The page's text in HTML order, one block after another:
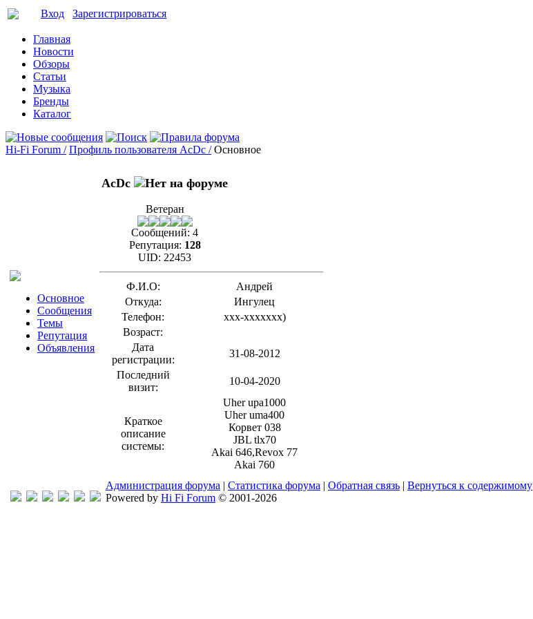
Вход Зарегистрироваться
Главная
Новости
Обзоры
Статьи
Музыка
Бренды
Каталог
Hi-Fi Forum / Профиль пользователя AcDc / Основное
Основное
Сообщения
Темы
Репутация
Объявления
AcDc
Ветеран
Сообщений: 4
Репутация: 128
UID: 22453
Ф.И.О:
Андрей
Откуда:
Ингулец
Телефон:
xxx-xxxxxxx)
Возраст:
Дата
регистрации:
31-08-2012
Последний
визит:
10-04-2020
Краткое
описание
системы:
Uher upa1000
Uher uma400
Корвет 038
JBL tlx70
Akai 646,Revox 77
Akai 760
Администрация форума | Статистика форума | Обратная связь | Вернуться к содержимому
Powered by Hi Fi Forum © 2001-2026